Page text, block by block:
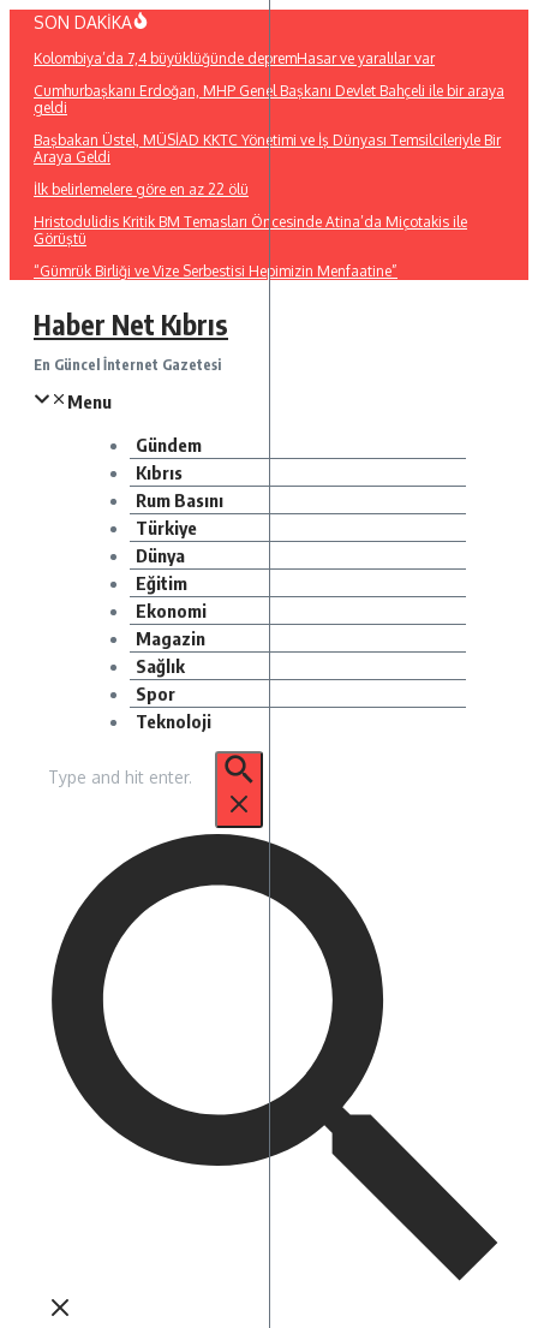
İçeriğe
SON DAKİKA
Kolombiya’da 7,4 büyüklüğünde depremHasar ve yaralılar var
Cumhurbaşkanı Erdoğan, MHP Genel Başkanı Devlet Bahçeli ile bir araya
geldi
Başbakan Üstel, MÜSİAD KKTC Yönetimi ve İş Dünyası Temsilcileriyle Bir
Araya Geldi
İlk belirlemelere göre en az 22 ölü
Hristodulidis Kritik BM Temasları Öncesinde Atina’da Miçotakis ile
Görüştü
“Gümrük Birliği ve Vize Serbestisi Hepimizin Menfaatine”
Haber Net Kıbrıs
En Güncel İnternet Gazetesi
Menu
Gündem
Kıbrıs
Rum Basını
Türkiye
Dünya
Eğitim
Ekonomi
Magazin
Sağlık
Spor
Teknoloji